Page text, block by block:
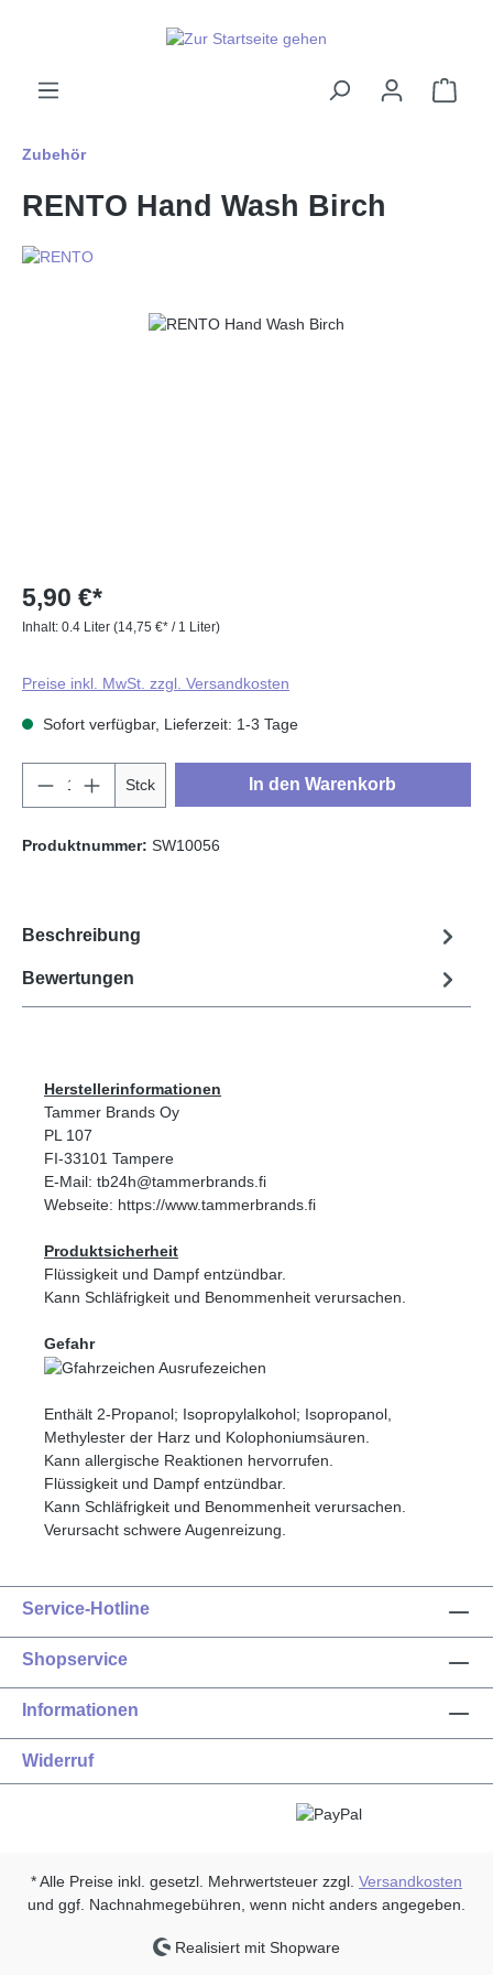
Zubehör
RENTO Hand Wash Birch
Bildergalerie überspringen
5,90 €*
Inhalt: 0.4 Liter (14,75 €* / 1 Liter)
Preise inkl. MwSt. zzgl. Versandkosten
Sofort verfügbar, Lieferzeit: 1-3 Tage
Produkt Anzahl: Gib den gewünschten
Stck In den Warenkorb
Produktnummer: SW10056
Beschreibung
Bewertungen
Herstellerinformationen
Tammer Brands Oy
PL 107
FI-33101 Tampere
E-Mail: tb24h@tammerbrands.fi
Webseite: https://www.tammerbrands.fi
Produktsicherheit
Flüssigkeit und Dampf entzündbar.
Kann Schläfrigkeit und Benommenheit verursachen.
Gefahr
Enthält 2-Propanol; Isopropylalkohol; Isopropanol,
Methylester der Harz und Kolophoniumsäuren.
Kann allergische Reaktionen hervorrufen.
Flüssigkeit und Dampf entzündbar.
Kann Schläfrigkeit und Benommenheit verursachen.
Verursacht schwere Augenreizung.
Service-Hotline
Shopservice
Informationen
Widerruf
* Alle Preise inkl. gesetzl. Mehrwertsteuer zzgl. Versandkosten
und ggf. Nachnahmegebühren, wenn nicht anders angegeben.
Realisiert mit Shopware